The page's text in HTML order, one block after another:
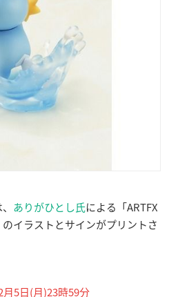
ありがひとし氏による「ARTFX
イラストとサインがプリントさ
5日(月)23時59分